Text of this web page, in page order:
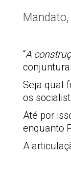
“A
Seja qual
os
Até por
enquanto
A